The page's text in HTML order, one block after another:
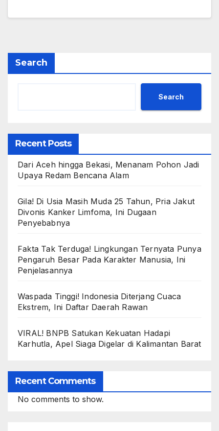
Search
Search
Recent Posts
Dari Aceh hingga Bekasi, Menanam Pohon Jadi
Upaya Redam Bencana Alam
Gila! Di Usia Masih Muda 25 Tahun, Pria Jakut
Divonis Kanker Limfoma, Ini Dugaan
Penyebabnya
Fakta Tak Terduga! Lingkungan Ternyata Punya
Pengaruh Besar Pada Karakter Manusia, Ini
Penjelasannya
Waspada Tinggi! Indonesia Diterjang Cuaca
Ekstrem, Ini Daftar Daerah Rawan
VIRAL! BNPB Satukan Kekuatan Hadapi
Karhutla, Apel Siaga Digelar di Kalimantan Barat
Recent Comments
No comments to show.